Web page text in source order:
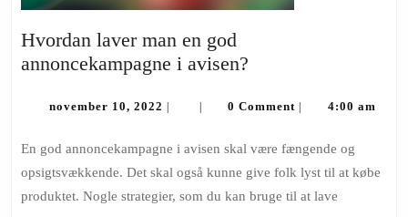
Hvordan laver man en god
annoncekampagne i avisen?
man
god
annoncekampagne
i
november 10, 2022 november
| | 0 Comment | 4:00 am
En god annoncekampagne i avisen skal være fængende og
opsigtsvækkende. Det skal også kunne give folk lyst til at købe
produktet. Nogle strategier, som du kan bruge til at lave